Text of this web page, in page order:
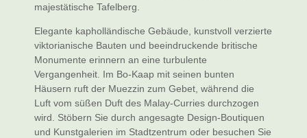
majestätische Tafelberg.
Elegante kapholländische Gebäude, kunstvoll verzierte
viktorianische Bauten und beeindruckende britische
Monumente erinnern an eine turbulente
Vergangenheit. Im Bo-Kaap mit seinen bunten
Häusern ruft der Muezzin zum Gebet, während die
Luft vom süßen Duft des Malay-Curries durchzogen
wird. Stöbern Sie durch angesagte Design-Boutiquen
und Kunstgalerien im Stadtzentrum oder besuchen Sie